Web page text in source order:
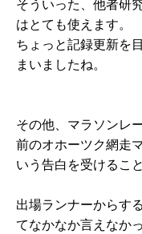
そういった、他者研
はとても使えます。
ちょっと記録更新を
まいましたね。
その他、マラソンレ
前のオホーツク網走
いう告白を受けること
出場ランナーからす
てなかなか言えなか